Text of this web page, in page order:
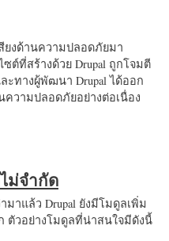
ยงด้านความปลอดภัยมา
ซต์ที่สร้างด้วย Drupal ถูกโจมตี
ะทางผู้พัฒนา Drupal ได้ออก
ความปลอดภัยอย่างต่อเนื่อง
ม่จำกัด
าแล้ว Drupal ยังมีโมดูลเพิ่ม
ตัวอย่างโมดูลที่น่าสนใจมีดังนี้